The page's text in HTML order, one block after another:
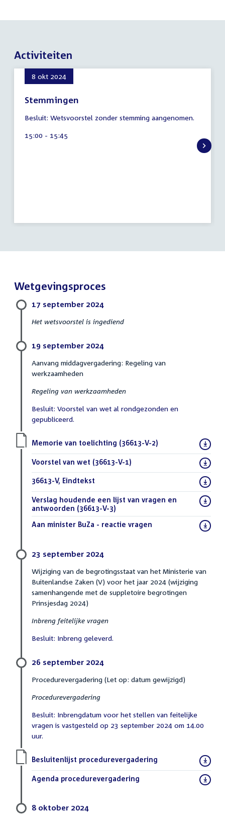
Activiteiten
8 okt 2024
Stemmingen
augustus
Besluit: Wetsvoorstel zonder stemming aangenomen.
Tijd
15:00 - 15:45
Wetgevingsproces
17 september 2024
Het wetsvoorstel is ingediend
19 september 2024
Aanvang middagvergadering: Regeling van
werkzaamheden
Regeling van werkzaamheden
Besluit: Voorstel van wet al rondgezonden en
gepubliceerd.
Download
Memorie van toelichting (36613-V-2)
Download
bestand:
Voorstel van wet (36613-V-1)
Download
bestand:
36613-V, Eindtekst
Download
bestand:
Verslag houdende een lijst van vragen en
antwoorden (36613-V-3)
Download
Aan minister BuZa - reactie vragen
23 september 2024
Wijziging van de begrotingsstaat van het Ministerie van
Buitenlandse Zaken (V) voor het jaar 2024 (wijziging
samenhangende met de suppletoire begrotingen
Prinsjesdag 2024)
Inbreng feitelijke vragen
Besluit: Inbreng geleverd.
26 september 2024
Procedurevergadering (Let op: datum gewijzigd)
Procedurevergadering
Besluit: Inbrengdatum voor het stellen van feitelijke
vragen is vastgesteld op 23 september 2024 om 14.00
uur.
Download
Besluitenlijst procedurevergadering
Download
Agenda procedurevergadering
8 oktober 2024